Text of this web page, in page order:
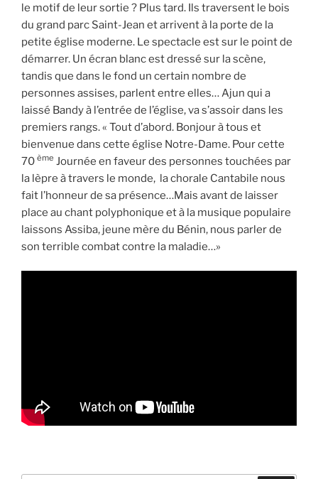
le motif de leur sortie ? Plus tard. Ils traversent le bois
du grand parc Saint-Jean et arrivent à la porte de la
petite église moderne. Le spectacle est sur le point de
démarrer. Un écran blanc est dressé sur la scène,
tandis que dans le fond un certain nombre de
personnes assises, parlent entre elles… Ajun qui a
laissé Bandy à l’entrée de l’église, va s’assoir dans les
premiers rangs. « Tout d’abord. Bonjour à tous et
bienvenue dans cette église Notre-Dame. Pour cette
70 ème Journée en faveur des personnes touchées par
la lèpre à travers le monde, la chorale Cantabile nous
fait l’honneur de sa présence…Mais avant de laisser
place au chant polyphonique et à la musique populaire
laissons Assiba, jeune mère du Bénin, nous parler de
son terrible combat contre la maladie…»